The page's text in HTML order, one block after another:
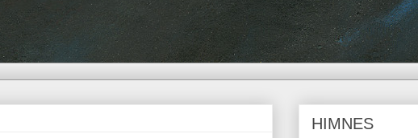
HIMNES